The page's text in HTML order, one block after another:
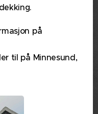
på
til på Minnesund,